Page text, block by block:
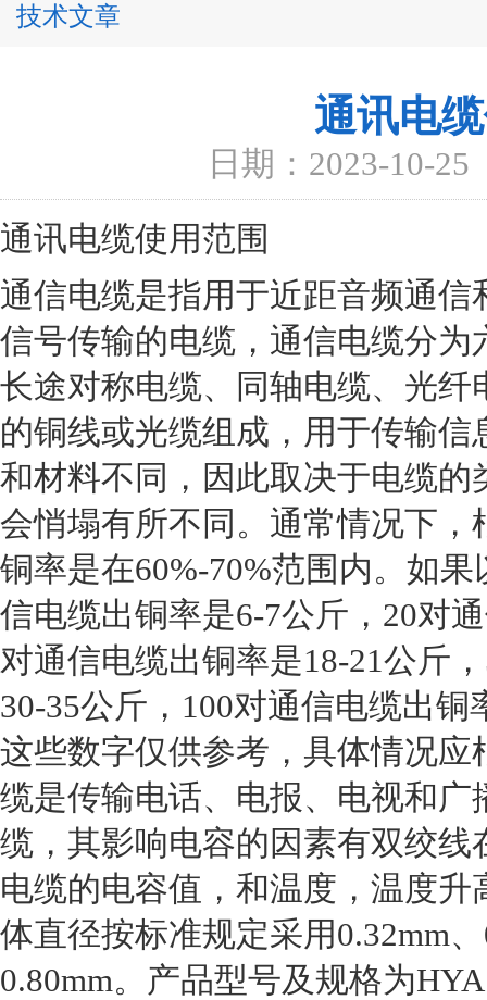
技术文章
通讯电
日期：2023-10-25
通讯电缆使用范围
通信电缆是指用于近距音频通
信号传输的电缆，通信电缆分
长途对称电缆、同轴电缆、光
的铜线或光缆组成，用于传输
和材料不同，因此取决于电缆
会悄塌有所不同。通常情况下
铜率是在60%-70%范围内。如
信电缆出铜率是6-7公斤，20对
对通信电缆出铜率是18-21公斤
30-35公斤，100对通信电缆出
这些数字仅供参考，具体情况
缆是传输电话、电报、电视和
缆，其影响电容的因素有双绞
电缆的电容值，和温度，温度
体直径按标准规定采用0.32mm
0.80mm。产品型号及规格为